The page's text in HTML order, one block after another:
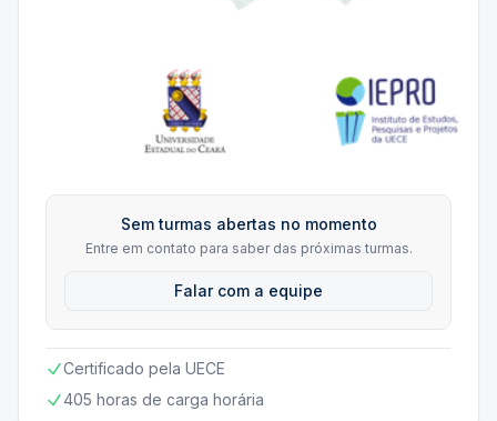
Sem turmas abertas no momento
Entre em contato para saber das próximas turmas.
Falar com a equipe
Certificado pela UECE
405 horas de carga horária